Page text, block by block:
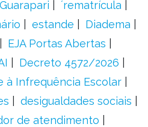
Guarapari
´rematrícula
estande
Diadema
EJA Portas Abertas
Decreto 4572/2026
à Infrequência Escolar
desigualdades sociais
de atendimento